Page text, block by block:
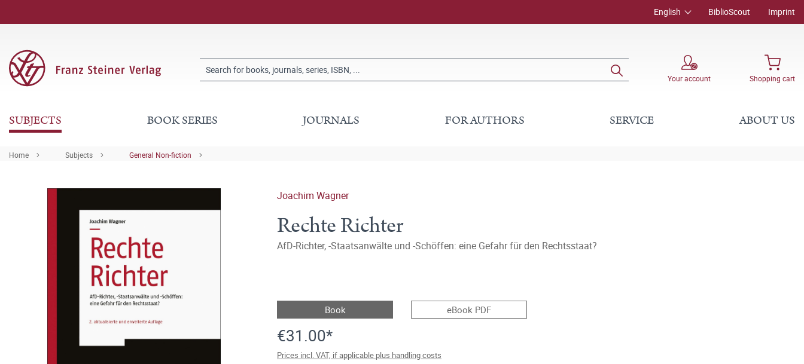
English BiblioScout Imprint
Your account Shopping cart
SUBJECTS BOOK SERIES JOURNALS FOR AUTHORS SERVICE ABOUT US
Home Subjects General Non-fiction
Joachim Wagner
Rechte Richter
AfD-Richter, -Staatsanwälte und -Schöffen: eine Gefahr für den Rechtsstaat?
Book eBook PDF
€31.00*
Prices incl. VAT, if applicable plus handling costs